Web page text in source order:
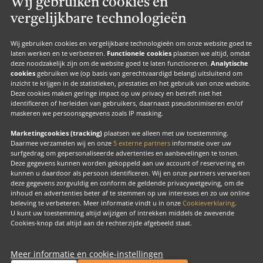
Wij gebruiken cookies en
vergelijkbare technologieën
Wij gebruiken cookies en vergelijkbare technologieën om onze website goed te
laten werken en te verbeteren. Functionele cookies plaatsen we altijd, omdat
deze noodzakelijk zijn om de website goed te laten functioneren. Analytische
cookies gebruiken we (op basis van gerechtvaardigd belang) uitsluitend om
inzicht te krijgen in de statistieken, prestaties en het gebruik van onze website.
Deze cookies maken geringe impact op uw privacy en betreft niet het
identificeren of herleiden van gebruikers, daarnaast pseudonimiseren en/of
maskeren we persoonsgegevens zoals IP masking.
Marketingcookies (tracking) plaatsen we alleen met uw toestemming.
Daarmee verzamelen wij en onze 5 externe partners informatie over uw
surfgedrag om gepersonaliseerde advertenties en aanbevelingen te tonen.
Deze gegevens kunnen worden gekoppeld aan uw account of reservering en
kunnen u daardoor als persoon identificeren. Wij en onze partners verwerken
deze gegevens zorgvuldig en conform de geldende privacywetgeving, om de
inhoud en advertenties beter af te stemmen op uw interesses en zo uw online
beleving te verbeteren. Meer informatie vindt u in onze Cookieverklaring.
U kunt uw toestemming altijd wijzigen of intrekken middels de zwevende
Cookies-knop dat altijd aan de rechterzijde afgebeeld staat.
Meer informatie en cookie-instellingen
Valk Suites
Valk Jobs
Valk Exclusief Membership
Valk Voor Thuis
Valk Exclusief Zakelijk
MVO
Contact
FacebookInstagramLinkedIn
Copyright
Valk Exclusief